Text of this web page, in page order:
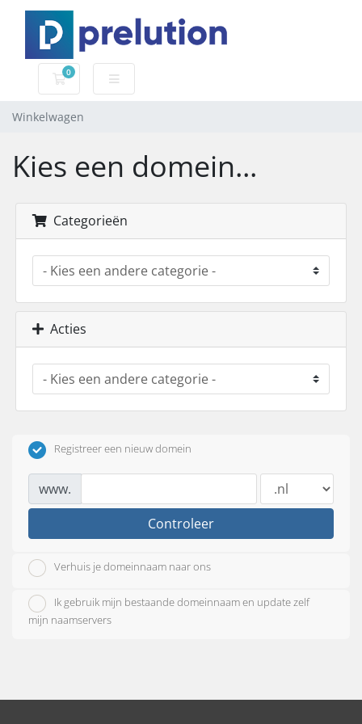
0
Winkelwagen
Winkelwagen
Kies een domein...
Categorieën
Acties
Registreer een nieuw domein
www.
Controleer
Verhuis je domeinnaam naar ons
Ik gebruik mijn bestaande domeinnaam en update zelf
mijn naamservers